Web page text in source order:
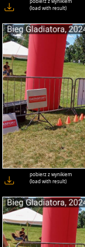
(load with result)
pobierz z wynikiem
(load with result)